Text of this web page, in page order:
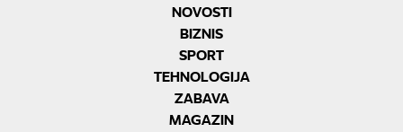
NOVOSTI
BIZNIS
SPORT
TEHNOLOGIJA
ZABAVA
MAGAZIN